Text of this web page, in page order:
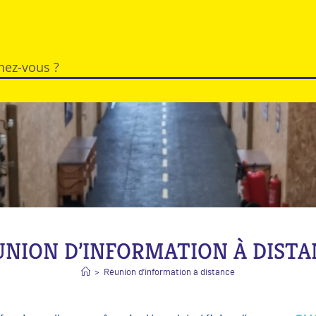
D’INFORMATION À
> Réunion d’information à distance